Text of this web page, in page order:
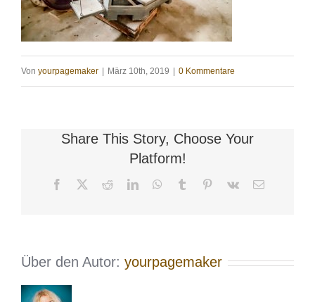
Von yourpagemaker März 10th, 2019 0 Kommentare
Share This Story, Choose Your
Platform!
Facebook RedditLinkedInWhatsApp
Tumblr Pinterest
Vk
E-
Über den Autor: yourpagemaker